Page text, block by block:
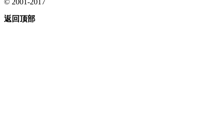
返回顶部